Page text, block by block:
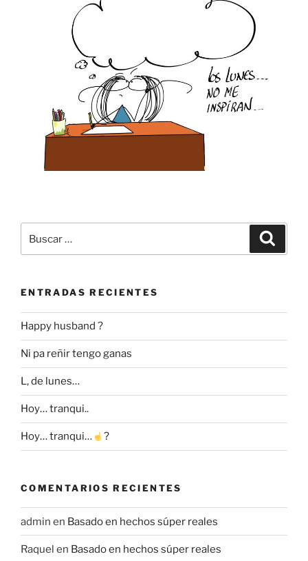
por:
ENTRADAS RECIENTES
Happy husband ?
Ni pa reñir tengo ganas
L, de lunes…
Hoy… tranqui..
Hoy… tranqui… ?
COMENTARIOS RECIENTES
admin en Basado en hechos súper reales
Raquel en Basado en hechos súper reales